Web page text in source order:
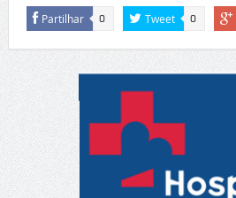
Partilhar 0 Tweet 0